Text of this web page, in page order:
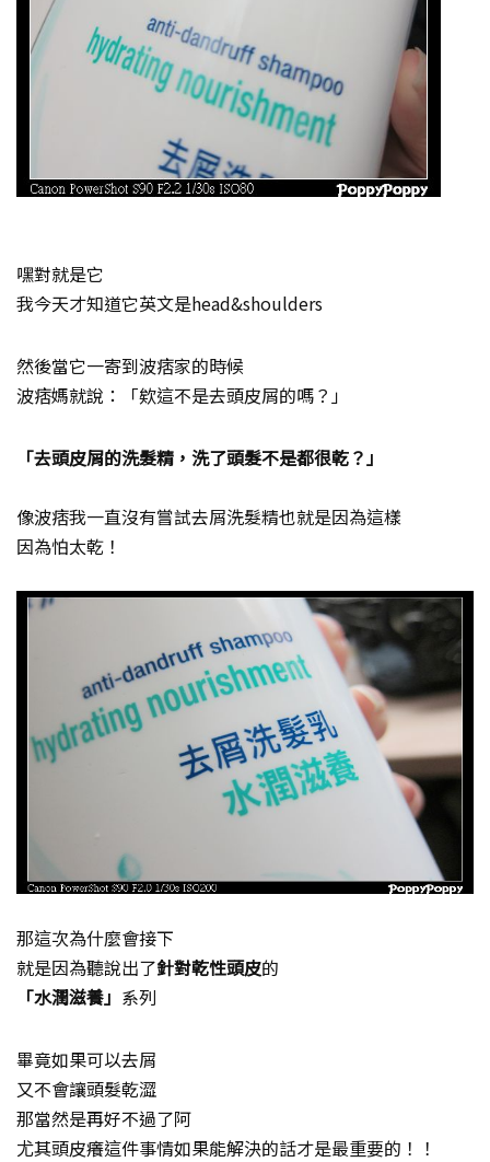
嘿對就是它
我今天才知道它英文是head&shoulders
然後當它一寄到波痞家的時候
波痞媽就說：「欸這不是去頭皮屑的嗎？」
「去頭皮屑的洗髮精，洗了頭髮不是都很乾？」
像波痞我一直沒有嘗試去屑洗髮精也就是因為這樣
因為怕太乾！
那這次為什麼會接下
就是因為聽說出了針對乾性頭皮的
「水潤滋養」 系列
畢竟如果可以去屑
又不會讓頭髮乾澀
那當然是再好不過了阿
尤其頭皮癢這件事情如果能解決的話才是最重要的！！